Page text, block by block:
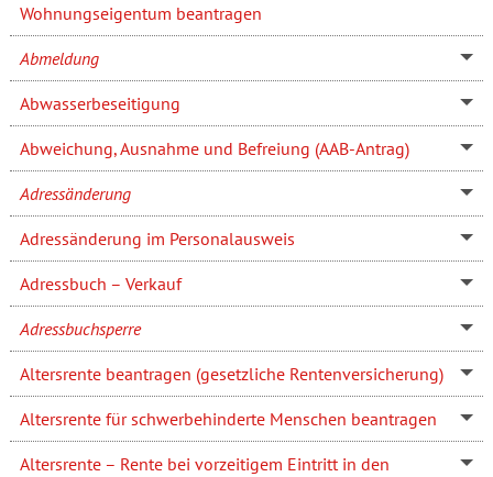
Wohnungseigentum beantragen
Abmeldung
Abwasserbeseitigung
Abweichung, Ausnahme und Befreiung (AAB-Antrag)
Adressänderung
Adressänderung im Personalausweis
Adressbuch – Verkauf
Adressbuchsperre
Altersrente beantragen (gesetzliche Rentenversicherung)
Altersrente für schwerbehinderte Menschen beantragen
Altersrente – Rente bei vorzeitigem Eintritt in den